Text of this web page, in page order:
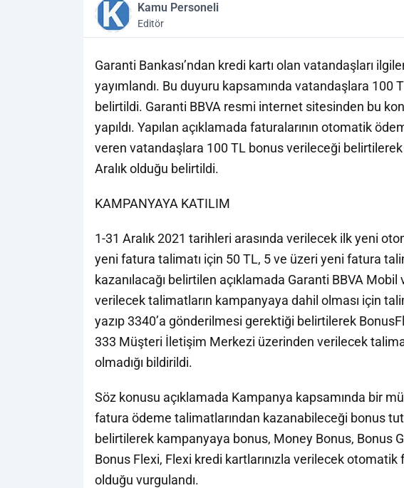
Kamu Personeli
Editör
Garanti Bankası’ndan kredi kartı olan vatandaşları
yayımlandı. Bu duyuru kapsamında vatandaşlara 100
belirtildi. Garanti BBVA resmi internet sitesinden bu
yapıldı. Yapılan açıklamada faturalarının otomatik
veren vatandaşlara 100 TL bonus verileceği
Aralık olduğu belirtildi.
KAMPANYAYA KATILIM
1-31 Aralık 2021 tarihleri arasında verilecek ilk yeni
yeni fatura talimatı için 50 TL, 5 ve üzeri yeni fatura
kazanılacağı belirtilen açıklamada Garanti BBVA
verilecek talimatların kampanyaya dahil olması için
yazıp 3340’a gönderilmesi gerektiği belirtilerek
333 Müşteri İletişim Merkezi üzerinden verilecek
olmadığı bildirildi.
Söz konusu açıklamada Kampanya kapsamında bir
fatura ödeme talimatlarından kazanabileceği bonus
belirtilerek kampanyaya bonus, Money Bonus, Bonus
Bonus Flexi, Flexi kredi kartlarınızla verilecek
olduğu vurgulandı.